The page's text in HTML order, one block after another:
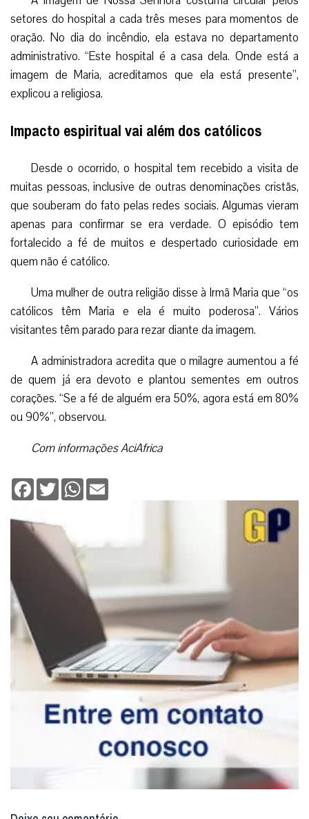
setores do hospital a cada três meses para momentos de
oração. No dia do incêndio, ela estava no departamento
administrativo. “Este hospital é a casa dela. Onde está a
imagem de Maria, acreditamos que ela está presente”,
explicou a religiosa.
Impacto espiritual vai além dos católicos
Desde o ocorrido, o hospital tem recebido a visita de
muitas pessoas, inclusive de outras denominações cristãs,
que souberam do fato pelas redes sociais. Algumas vieram
apenas para confirmar se era verdade. O episódio tem
fortalecido a fé de muitos e despertado curiosidade em
quem não é católico.
Uma mulher de outra religião disse à Irmã Maria que “os
católicos têm Maria e ela é muito poderosa”. Vários
visitantes têm parado para rezar diante da imagem.
A administradora acredita que o milagre aumentou a fé
de quem já era devoto e plantou sementes em outros
corações. “Se a fé de alguém era 50%, agora está em 80%
ou 90%”, observou.
Com informações AciAfrica
Facebook
TwitterWhatsApp